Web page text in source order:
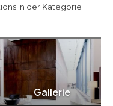
in der Kategorie
Gallerie